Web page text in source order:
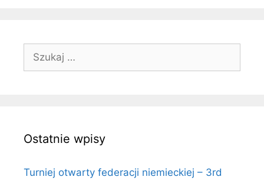
Ostatnie wpisy
Turniej otwarty federacji niemieckiej – 3rd